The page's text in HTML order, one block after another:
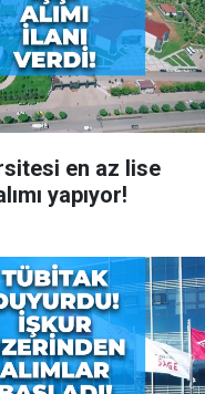
en az lise
yapıyor!